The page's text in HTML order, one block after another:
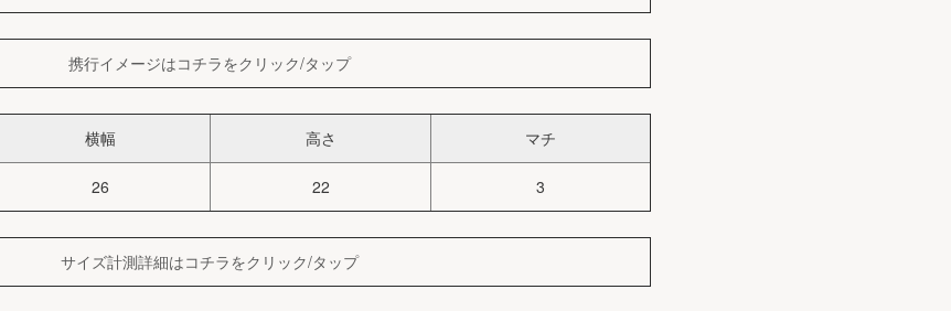
携行イメージはコチラをクリック/タップ
横幅 高さ マチ
26 22 3
サイズ計測詳細はコチラをクリック/タップ